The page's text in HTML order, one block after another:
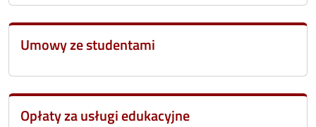
Umowy ze studentami
Opłaty za usługi edukacyjne